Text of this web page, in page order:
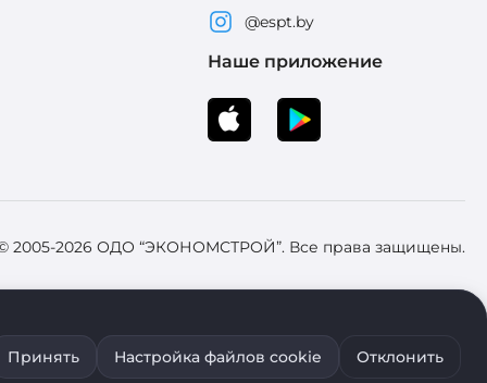
@espt.by
Наше приложение
2005-2026 ОДО “ЭКОНОМСТРОЙ”. Все права защищены.
Брестский областной исполнительный комитет 31
cookie воспользуйтесь соответствующими настройками
Принять Настройка файлов cookie Отклонить